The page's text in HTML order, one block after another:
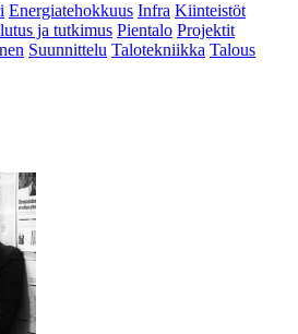
Energiatehokkuus Infra Kiinteistöt
ja tutkimus Pientalo Projektit
Suunnittelu Talotekniikka Talous